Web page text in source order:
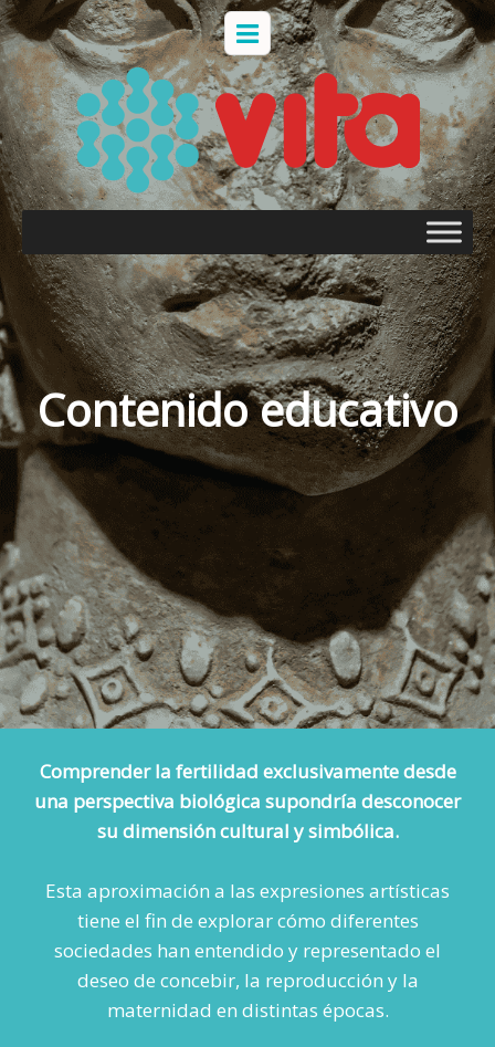
English Español
Home Contenido educativo
Contenido educativo
Comprender la fertilidad exclusivamente desde
una perspectiva biológica supondría desconocer
su dimensión cultural y simbólica.
Esta aproximación a las expresiones artísticas
tiene el fin de explorar cómo diferentes
sociedades han entendido y representado el
deseo de concebir, la reproducción y la
maternidad en distintas épocas.